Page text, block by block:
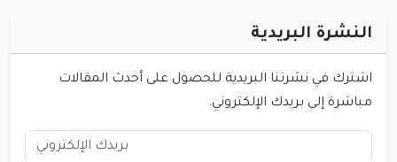
النشرة البريدية
اشترك في نشرتنا البريدية للحصول على أحدث المقالات
مباشرة إلى بريدك الإلكتروني.